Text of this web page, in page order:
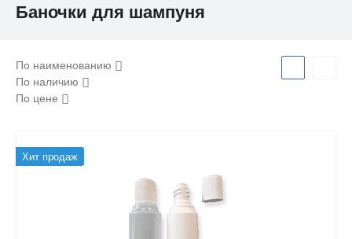
Баночки для шампуня
По наименованию
По наличию
По цене
Хит продаж